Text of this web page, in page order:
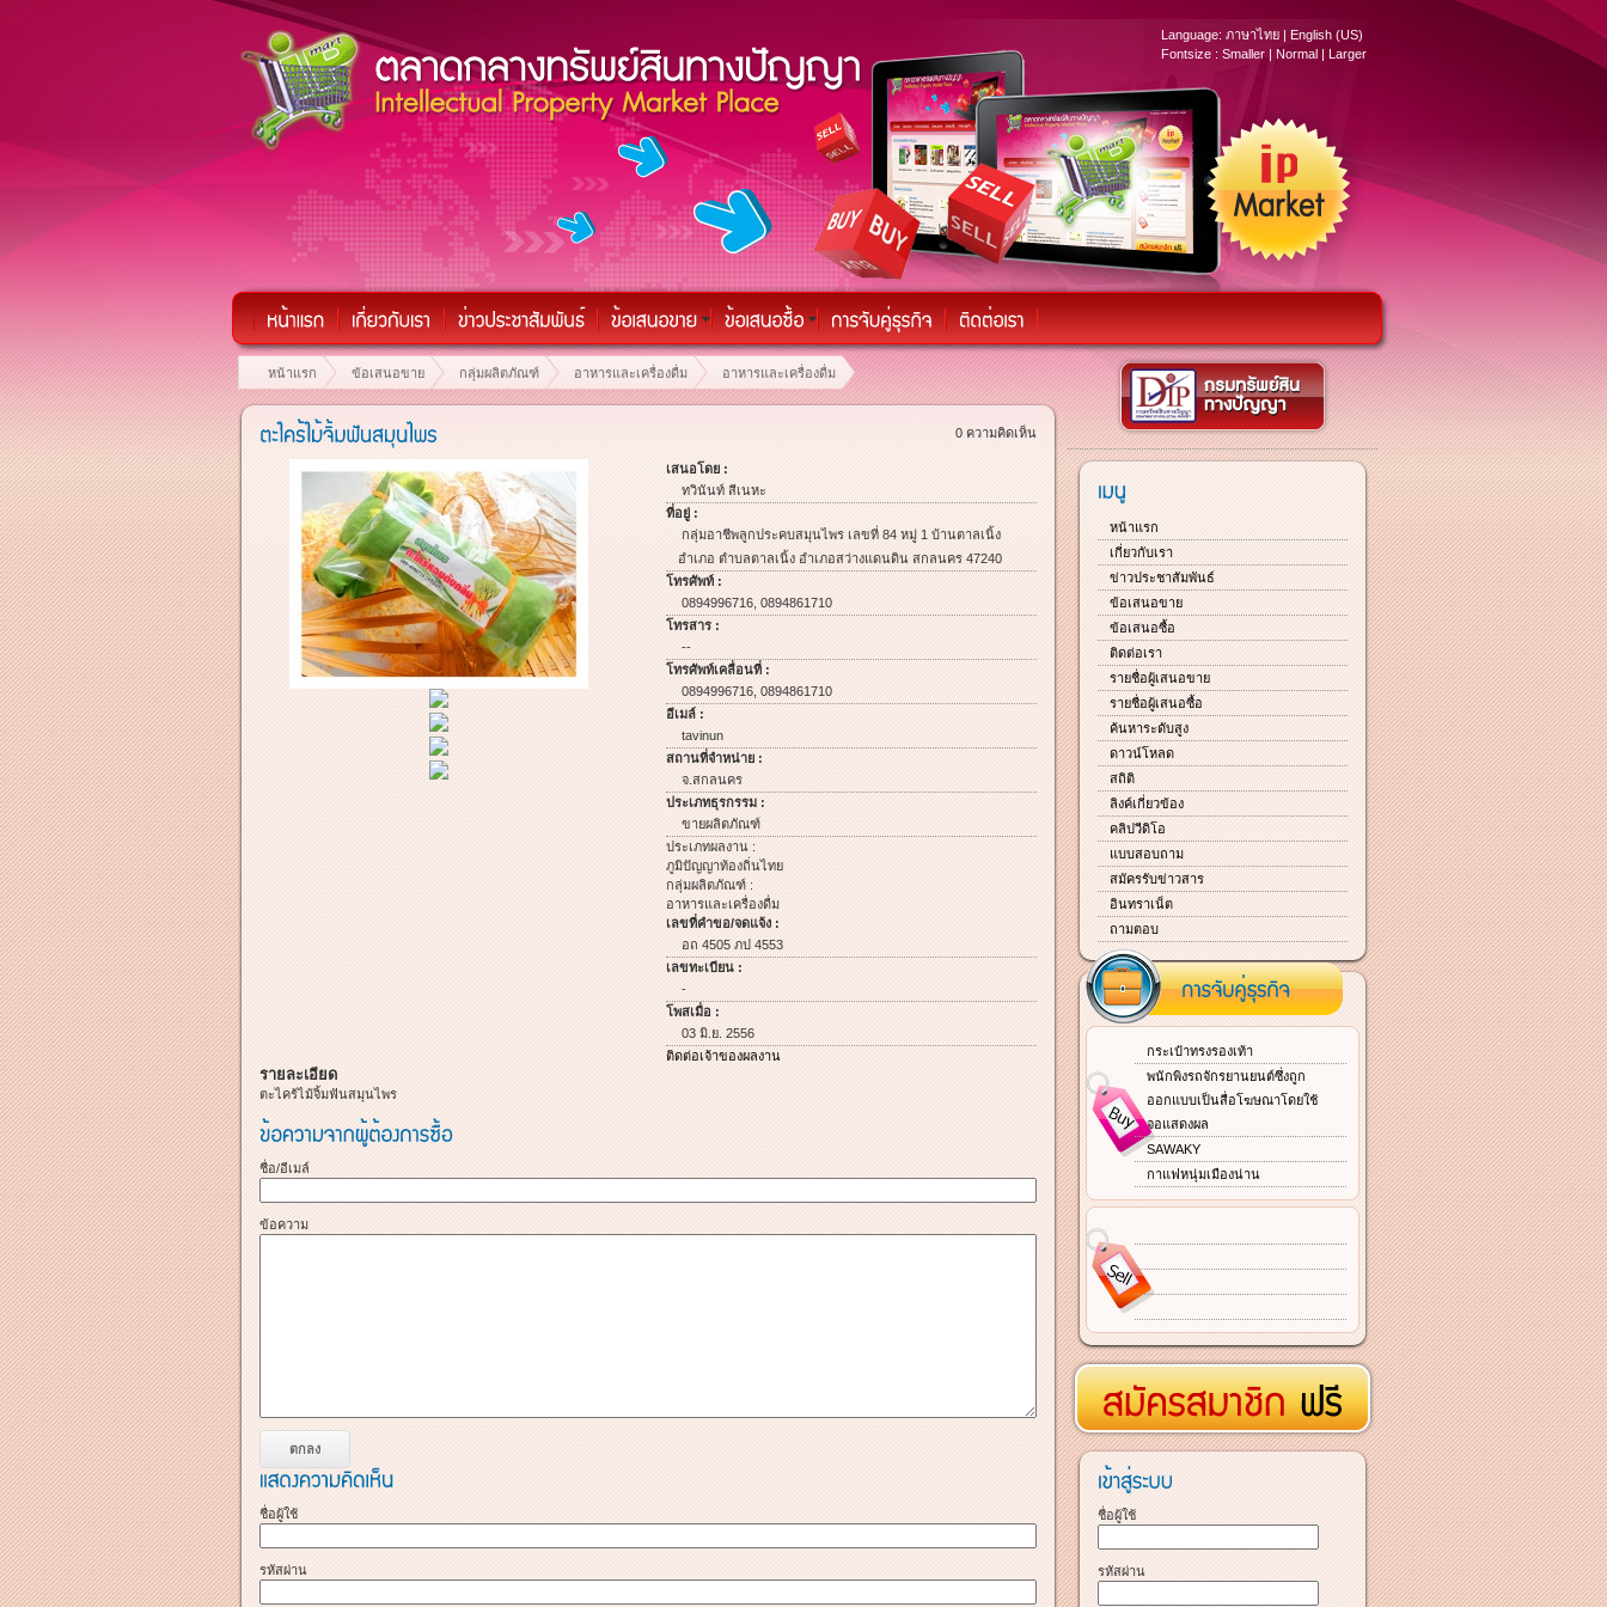
Language: ภาษาไทย | English (US)
Fontsize : Smaller | Normal | Larger
หน้าแรก ข้อเสนอขาย กลุ่มผลิตภัณฑ์ อาหารและเครื่องดื่ม อาหารและเครื่องดื่ม
0 ความคิดเห็น
เสนอโดย :
ทวินันท์ สีเนหะ
ที่อยู่ :
กลุ่มอาชีพลูกประคบสมุนไพร เลขที่ 84 หมู่ 1 บ้านตาลเนิ้ง
อำเภอ ตำบลตาลเนิ้ง อำเภอสว่างแดนดิน สกลนคร 47240
โทรศัพท์ :
0894996716, 0894861710
โทรสาร :
--
โทรศัพท์เคลื่อนที่ :
0894996716, 0894861710
อีเมล์ :
tavinun
สถานที่จำหน่าย :
จ.สกลนคร
ประเภทธุรกรรม :
ขายผลิตภัณฑ์
ประเภทผลงาน :
ภูมิปัญญาท้องถิ่นไทย
กลุ่มผลิตภัณฑ์ :
อาหารและเครื่องดื่ม
เลขที่คำขอ/จดแจ้ง :
อถ 4505 ภป 4553
เลขทะเบียน :
-
โพสเมื่อ :
03 มิ.ย. 2556
ติดต่อเจ้าของผลงาน
รายละเอียด
ตะไคร้ไม้จิ้มฟันสมุนไพร
ชื่อ/อีเมล์
ข้อความ
ชื่อผู้ใช้
รหัสผ่าน
หน้าแรก
เกี่ยวกับเรา
ข่าวประชาสัมพันธ์
ข้อเสนอขาย
ข้อเสนอซื้อ
ติดต่อเรา
รายชื่อผู้เสนอขาย
รายชื่อผู้เสนอซื้อ
ค้นหาระดับสูง
ดาวน์โหลด
สถิติ
ลิงค์เกี่ยวข้อง
คลิปวีดิโอ
แบบสอบถาม
สมัครรับข่าวสาร
อินทราเน็ต
ถามตอบ
กระเป๋าทรงรองเท้า
พนักพิงรถจักรยานยนต์ซึ่งถูก
ออกแบบเป็นสื่อโฆษณาโดยใช้
จอแสดงผล
SAWAKY
กาแฟหนุ่มเมืองน่าน
ชื่อผู้ใช้
รหัสผ่าน